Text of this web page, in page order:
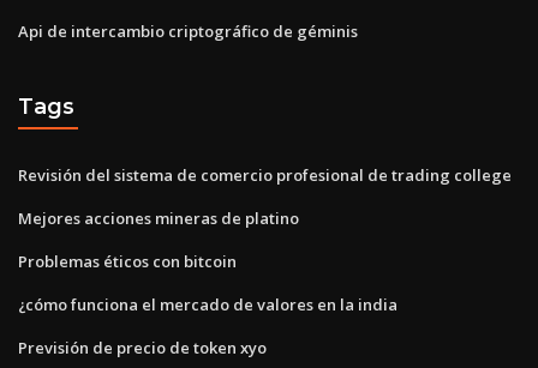
Api de intercambio criptográfico de géminis
Tags
Revisión del sistema de comercio profesional de trading college
Mejores acciones mineras de platino
Problemas éticos con bitcoin
¿cómo funciona el mercado de valores en la india
Previsión de precio de token xyo